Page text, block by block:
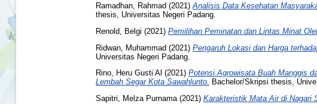
Ramadhan, Rahmad (2021) Analisis Data Kesehatan
thesis, Universitas Negeri Padang.
Renold, Belgi (2021) Pemilihan Peminatan dan Lintas Minat
Ridwan, Muhammad (2021) Pengaruh Lokasi dan Harga
Universitas Negeri Padang.
Rino, Heru Gusti Al (2021) Potensi Agrowisata Buah Manggis
Lembah Segar Kota Sawahlunto. Bachelor/Skripsi thesis,
Sapitri, Melza Purnama(2021) Karakteristik Mata Air di Nagari